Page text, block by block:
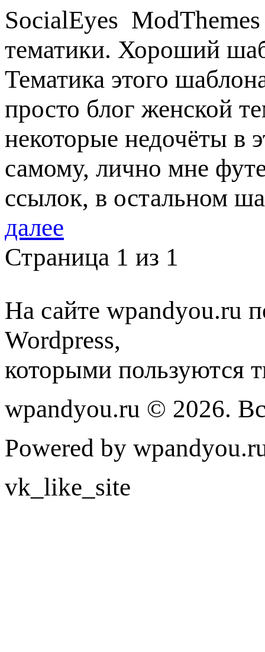
SocialEyes ModThemes
тематики. Хороший
Тематика этого
просто блог женской
некоторые недочёты в
самому, лично мне
ссылок, в остальном
далее
Страница 1 из 1
На сайте wpandyou.ru
Wordpress,
которыми пользуются
wpandyou.ru © 2026.
Powered by
vk_like_site